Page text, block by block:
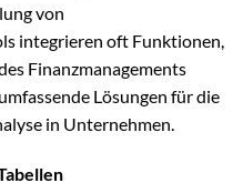
von
integrieren oft Funktionen,
Finanzmanagements
Lösungen für die
in Unternehmen.